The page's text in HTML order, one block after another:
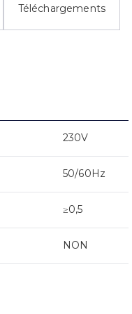
Téléchargements
230V
50/60Hz
≥0,5
NON